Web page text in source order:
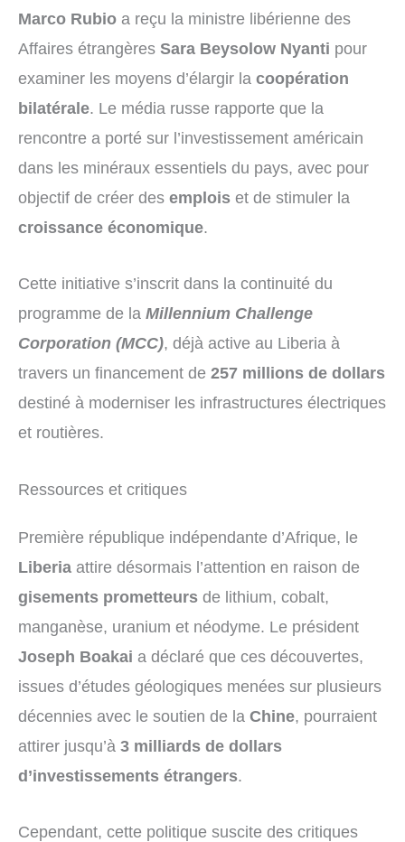
Marco Rubio a reçu la ministre libérienne des
Affaires étrangères Sara Beysolow Nyanti pour
examiner les moyens d’élargir la coopération
bilatérale. Le média russe rapporte que la
rencontre a porté sur l’investissement américain
dans les minéraux essentiels du pays, avec pour
objectif de créer des emplois et de stimuler la
croissance économique.
Cette initiative s’inscrit dans la continuité du
programme de la Millennium Challenge
Corporation (MCC), déjà active au Liberia à
travers un financement de 257 millions de dollars
destiné à moderniser les infrastructures électriques
et routières.
Ressources et critiques
Première république indépendante d’Afrique, le
Liberia attire désormais l’attention en raison de
gisements prometteurs de lithium, cobalt,
manganèse, uranium et néodyme. Le président
Joseph Boakai a déclaré que ces découvertes,
issues d’études géologiques menées sur plusieurs
décennies avec le soutien de la Chine, pourraient
attirer jusqu’à 3 milliards de dollars
d’investissements étrangers.
Cependant, cette politique suscite des critiques